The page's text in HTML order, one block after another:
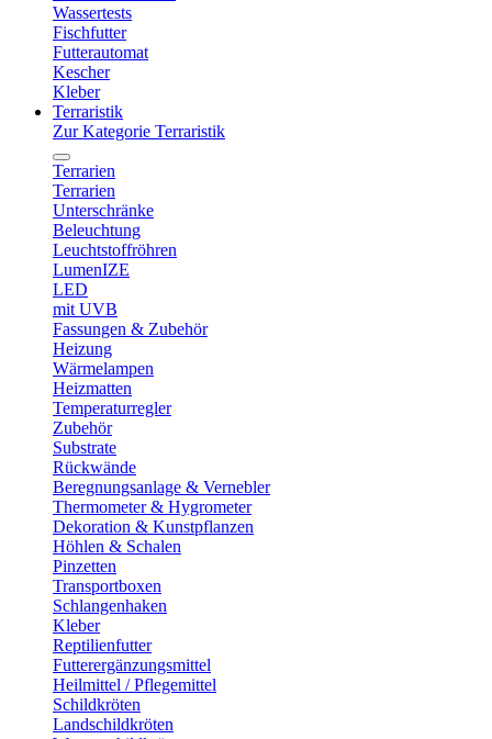
Wassertests
Fischfutter
Futterautomat
Kescher
Kleber
Terraristik
Zur Kategorie Terraristik
Terrarien
Terrarien
Unterschränke
Beleuchtung
Leuchtstoffröhren
LumenIZE
LED
mit UVB
Fassungen & Zubehör
Heizung
Wärmelampen
Heizmatten
Temperaturregler
Zubehör
Substrate
Rückwände
Beregnungsanlage & Vernebler
Thermometer & Hygrometer
Dekoration & Kunstpflanzen
Höhlen & Schalen
Pinzetten
Transportboxen
Schlangenhaken
Kleber
Reptilienfutter
Futterergänzungsmittel
Heilmittel / Pflegemittel
Schildkröten
Landschildkröten